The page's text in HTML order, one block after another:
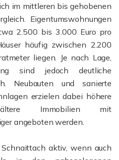
im mittleren bis gehobenen
Eigentumswohnungen
2.500 bis 3.000 Euro pro
häufig zwischen 2.200
liegen. Je nach Lage,
sind jedoch deutliche
Neubauten und sanierte
erzielen dabei höhere
Immobilien mit
angeboten werden.
aktiv, wenn auch